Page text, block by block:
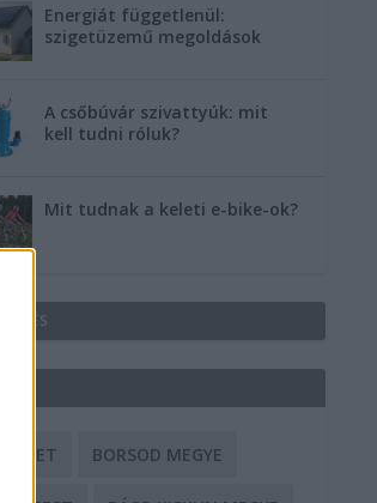
Energiát függetlenül:
szigetüzemű megoldások
A csőbúvár szivattyúk: mit
kell tudni róluk?
Mit tudnak a keleti e-bike-ok?
BORSOD MEGYE